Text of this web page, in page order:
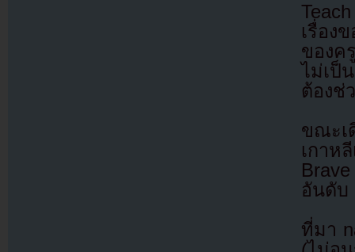
เรื่อง
ของค
ไม่เป็
ต้องช่
ขณะเ
เกาห
อันดับ
ที่มา